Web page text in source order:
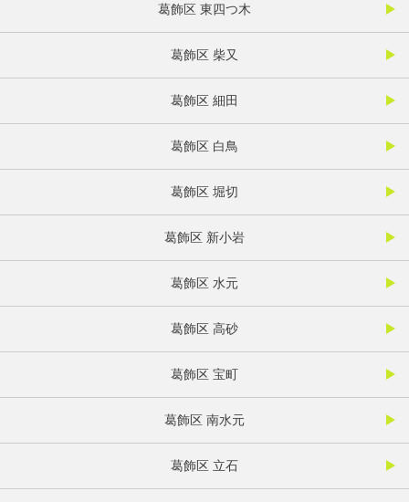
葛飾区 東四つ木
葛飾区 柴又
葛飾区 細田
葛飾区 白鳥
葛飾区 堀切
葛飾区 新小岩
葛飾区 水元
葛飾区 高砂
葛飾区 宝町
葛飾区 南水元
葛飾区 立石